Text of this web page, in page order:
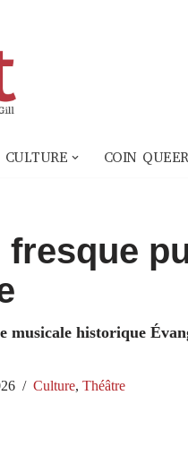
CULTURE COIN QUEER
fresque
musicale historique
Culture, Théâtre